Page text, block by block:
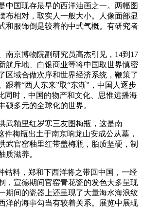
中国现存最早的西洋油画之一。两幅图
布相对，取实人一般大小。人像面部显
和服饰倒是较着的中式气概。有研究者
京博物院副研究员高杰引见，14到17
航斥地、白银商业等将中国取世界慎密
区域合做次序和世界经济系统，鞭策了
跟着“西人东来”取“东渐”，中国人逐步
同时，中国的物产和文化、思惟远播海
硕多元的全球化的世界。
釉里红岁寒三友图梅瓶，这是南
件梅瓶出土于南京响龙山安成公从墓，
武官窑釉里红带盖梅瓶，胎质坚硬，制
质滋养。
料，郑和下西洋将之带回中国，一经
，宣德期间官窑青花瓷的发色大多呈现
期间的瓷器上还呈现了大量海水海浪纹
洋的海事勾当有较着关系。展览中展现